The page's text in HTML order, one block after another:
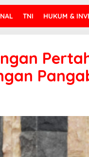
TNI HUKUM &